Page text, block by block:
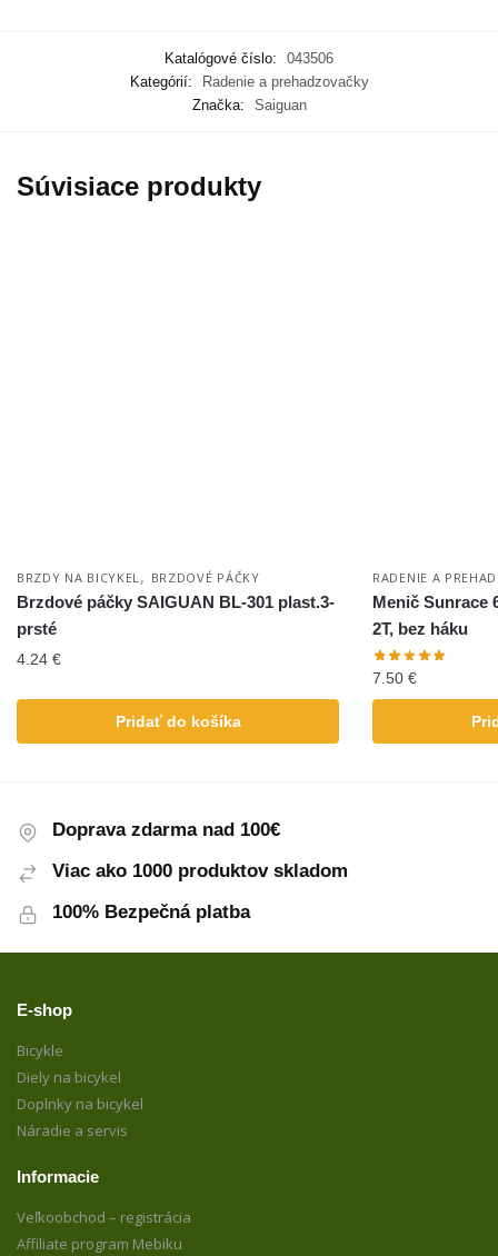
Katalógové číslo:
043506
Kategórií:
Radenie a prehadzovačky
Značka:
Saiguan
Súvisiace produkty
BRZDY NA BICYKEL, BRZDOVÉ PÁČKY
Brzdové páčky SAIGUAN BL-301 plast.3-
prsté
4.24 €
Pridať do košíka
RADENIE A
Menič Sunrace
2T, bez háku
7.50 €
Doprava zdarma nad 100€
Viac ako 1000 produktov skladom
100% Bezpečná platba
E-shop
Bicykle
Diely na bicykel
Doplnky na bicykel
Náradie a servis
Informacie
Veľkoobchod – registrácia
Affiliate program Mebiku